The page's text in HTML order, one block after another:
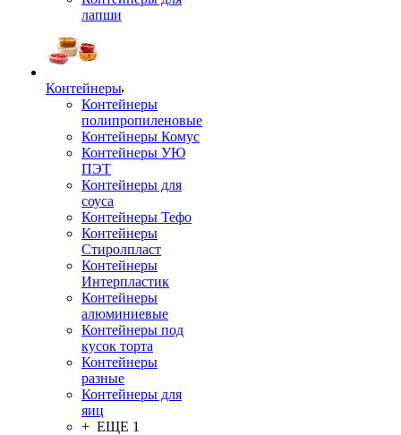
лапши
Контейнеры
Контейнеры
полипропиленовые
Контейнеры Комус
Контейнеры УЮ
ПЭТ
Контейнеры для
соуса
Контейнеры Тефо
Контейнеры
Стиролпласт
Контейнеры
Интерпластик
Контейнеры
алюминиевые
Контейнеры под
кусок торта
Контейнеры
разные
Контейнеры для
яиц
+ ЕЩЕ 1